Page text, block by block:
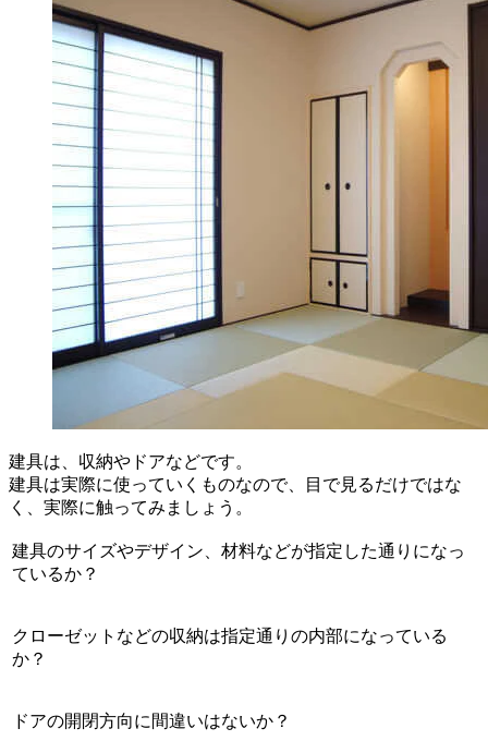
建具は、収納やドアなどです。
建具は実際に使っていくものなので、目で見るだけではな
く、実際に触ってみましょう。
建具のサイズやデザイン、材料などが指定した通りになっ
ているか？
クローゼットなどの収納は指定通りの内部になっている
か？
ドアの開閉方向に間違いはないか？